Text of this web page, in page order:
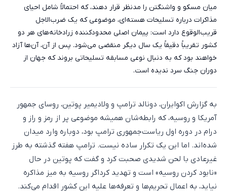
میان مسکو و واشنگتن را مدنظر قرار دهند، که احتمالاً شامل احیای
مذاکرات درباره تسلیحات هسته‌ای، موضوعی که یک ضرب‌الاجل
قریب‌الوقوع دارد است: پیمان اصلی محدودکننده زرادخانه‌های هر دو
کشور تقریباً دقیقاً یک سال دیگر منقضی می‌شود. پس از آن، آن‌ها آزاد
خواهند بود که به دنبال نوعی مسابقه تسلیحاتی بروند که جهان از
دوران جنگ سرد ندیده است.
به گزارش اکوایران، دونالد ترامپ و ولادیمیر پوتین، روسای جمهور
آمریکا و روسیه، که رابطه‌شان همیشه موضوعی پر از رمز و راز و
درام در دوره اول ریاست‌جمهوری ترامپ بود، دوباره وارد میدان
شده‌اند. اما این یک تکرار ساده نیست. ترامپ هفته گذشته به طرز
غیرعادی با لحن شدیدی صحبت کرد و گفت که پوتین در حال
«نابود کردن روسیه» است و تهدید کرداگر روسیه به میز مذاکره
نیاید، به اعمال تحریم‌ها و تعرفه‌ها علیه این کشور اقدام می‌کند.